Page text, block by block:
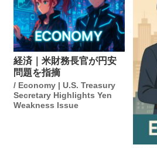
経済｜米財務長官が円安
問題を指摘
/ Economy | U.S. Treasury
Secretary Highlights Yen
Weakness Issue